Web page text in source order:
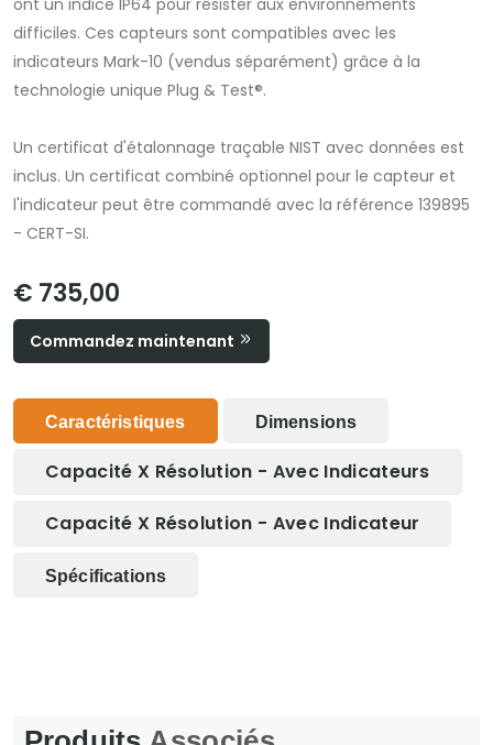
ont un indice IP64 pour résister aux environnements
difficiles. Ces capteurs sont compatibles avec les
indicateurs Mark-10 (vendus séparément) grâce à la
technologie unique Plug & Test®.
Un certificat d'étalonnage traçable NIST avec données est
inclus. Un certificat combiné optionnel pour le capteur et
l'indicateur peut être commandé avec la référence 139895
- CERT-SI.
€ 735,00
Commandez maintenant
Caractéristiques Dimensions
Capacité X Résolution - Avec Indicateurs
Capacité X Résolution - Avec Indicateur
Spécifications